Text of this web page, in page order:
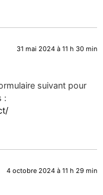
31 mai 2024 à 11 h 30 min
suivant pour
:
4 octobre 2024 à 11 h 29 min